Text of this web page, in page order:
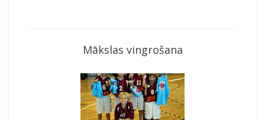
Mākslas vingrošana